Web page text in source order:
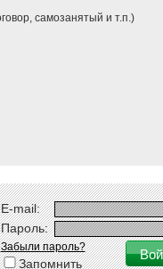
самозанятый и т.п.)
E-mail:
Пароль:
Забыли пароль?
Запомнить